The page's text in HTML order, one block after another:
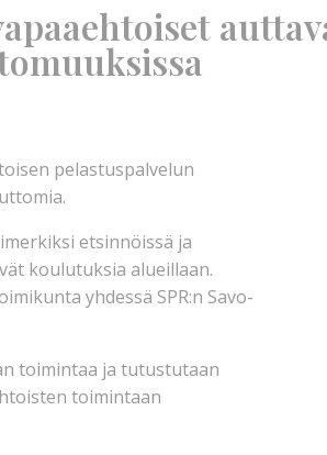
pelastuspalvelun
etsinnöissä ja
koulutuksia alueillaan.
yhdessä SPR:n Savo-
toimintaa ja tutustutaan
toimintaan